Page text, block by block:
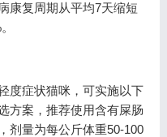
康复周期从平均7天缩短
度症状猫咪，可实施以下
方案，推荐使用含有屎肠
剂量为每公斤体重50-100